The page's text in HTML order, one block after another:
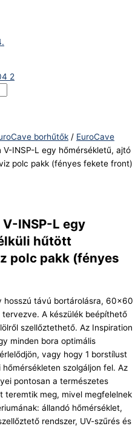
borhűtők / EuroCave
INSP-L egy hőmérsékletű, ajtó
polc pakk (fényes fekete front)
INSP-L egy
hűtött
polc pakk (fényes
hosszú távú bortárolásra, 60×60
A készülék beépíthető
szellőztethető. Az Inspiration
minden bora optimális
vagy hogy 1 borstílust
szolgáljon fel. Az
pontosan a természetes
teremtik meg, mivel megfelelnek
állandó hőmérséklet,
rendszer, UV-szűrés és